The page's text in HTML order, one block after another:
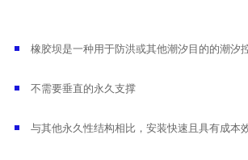
橡胶坝是一种用于防洪或其他潮汐目的的潮汐
不需要垂直的永久支撑
与其他永久性结构相比，安装快速且具有成本